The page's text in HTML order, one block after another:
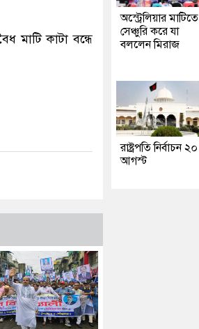
মাটি কাটা বন্ধে
অস্ট্রেলিয়ার মাটিতে
সেঞ্চুরি করে যা
বললেন মিরাজ
রাষ্ট্রপতি নির্বাচন ২০
আগস্ট